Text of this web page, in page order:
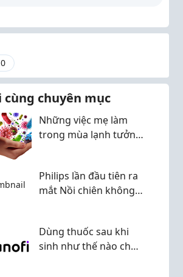
cùng chuyên mục
Những việc mẹ làm
trong mùa lạnh tưởng
hơn
Philips lần đầu tiên ra
mắt Nồi chiên không
Dùng thuốc sau khi
sinh như thế nào cho